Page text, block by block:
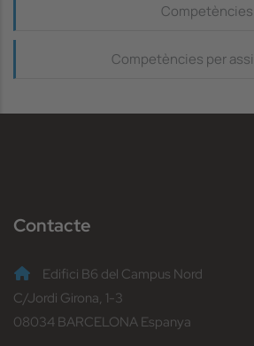
Competències
Competències per
Contacte
Edifici B6 del Campus Nord
C/Jordi Girona, 1-3
08034 BARCELONA Espanya